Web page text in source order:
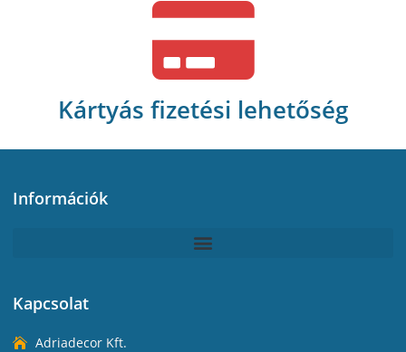
Kártyás fizetési lehetőség
Információk
Kapcsolat
Adriadecor Kft.